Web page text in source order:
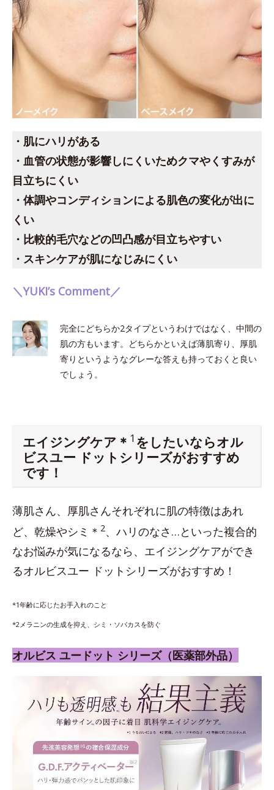
・肌にハリがある
・血管の状態が影響しにくいためクマやくすみが
目立ちにくい
・体調やコンディションによる肌色の変化が出に
くい
・比較的毛穴などの凹凸感が目立ちやすい
・スキンケアが肌になじみにくい
＼YUKI’s Comment／
完全にどちらか2タイプというわけではなく、中間の
肌の方もいます。どちらかといえば薄肌寄り、厚肌
寄りというようなグレーな答えも持っておくと良い
でしょう。
エイジングケア＊ 1 をしたいならオル
ビスユー ドットシリーズがおすすめ
です！
薄肌さん、厚肌さんそれぞれに肌の特徴はあれ
ど、乾燥やシミ＊ 2、ハリのなさ…といった複合的
なお悩みが気になるなら、エイジングケアができ
るオルビスユー ドットシリーズがおすすめ！
*1年齢に応じたお手入れのこと
*2メラニンの生成を抑え、シミ・ソバカスを防ぐ
オルビス ユードット シリーズ（医薬部外品）